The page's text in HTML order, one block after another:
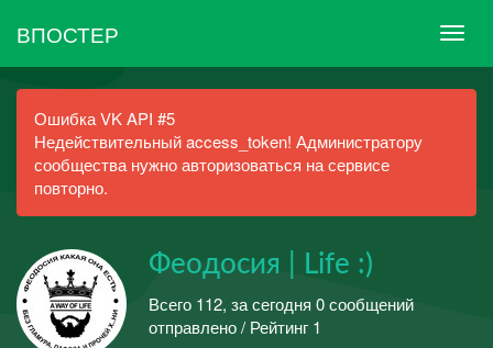
ВПОСТЕР
Ошибка VK API #5
Недействительный access_token! Администратору
сообщества нужно авторизоваться на сервисе
повторно.
Феодосия | Life :)
Всего 112, за сегодня 0 сообщений
отправлено / Рейтинг 1